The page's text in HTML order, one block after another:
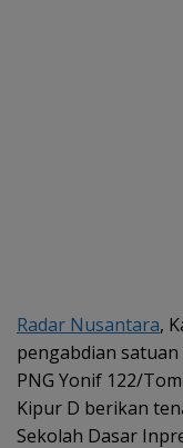
Radar Nusantara,
pengabdian
PNG Yonif 122/
Kipur D berikan
Sekolah Dasar